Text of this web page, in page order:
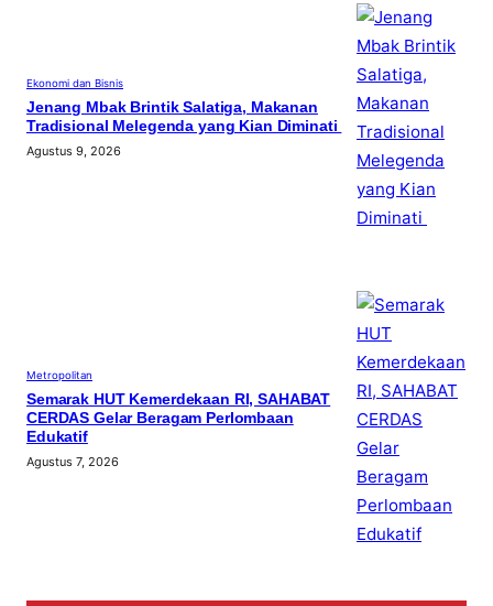
Ekonomi dan Bisnis
Jenang Mbak Brintik Salatiga, Makanan
Tradisional Melegenda yang Kian Diminati
Agustus 9, 2026
Metropolitan
Semarak HUT Kemerdekaan RI, SAHABAT
CERDAS Gelar Beragam Perlombaan
Edukatif
Agustus 7, 2026